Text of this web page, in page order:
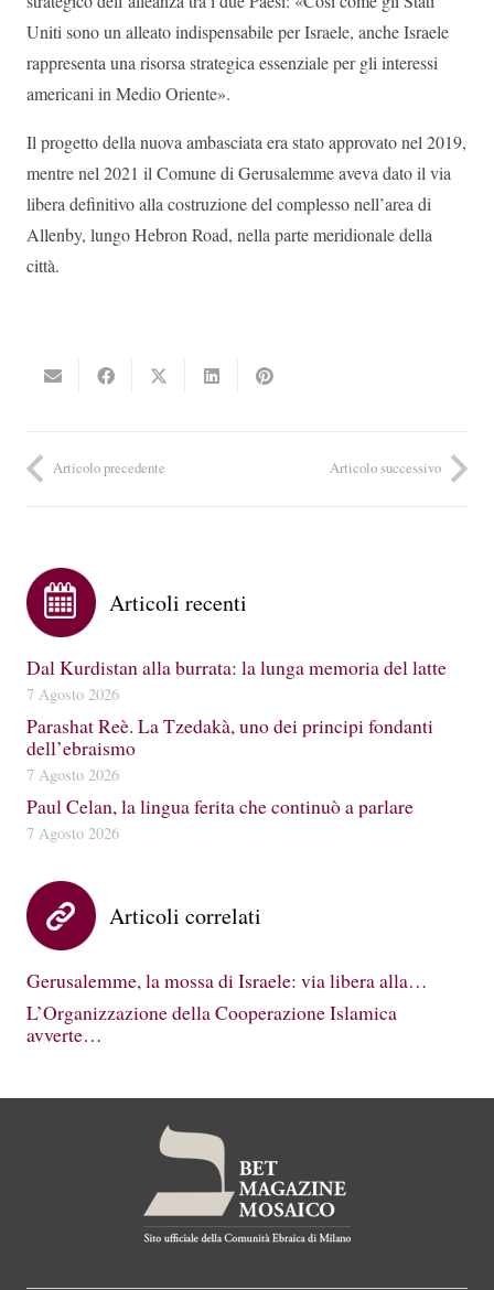
Uniti sono un alleato indispensabile per Israele, anche Israele
rappresenta una risorsa strategica essenziale per gli interessi
americani in Medio Oriente».
Il progetto della nuova ambasciata era stato approvato nel 2019,
mentre nel 2021 il Comune di Gerusalemme aveva dato il via
libera definitivo alla costruzione del complesso nell’area di
Allenby, lungo Hebron Road, nella parte meridionale della
città.
Articolo precedente Articolo successivo
Articoli recenti
Dal Kurdistan alla burrata: la lunga memoria del latte
7 Agosto 2026
Parashat Reè. La Tzedakà, uno dei principi fondanti
dell’ebraismo
7 Agosto 2026
Paul Celan, la lingua ferita che continuò a parlare
7 Agosto 2026
Articoli correlati
Gerusalemme, la mossa di Israele: via libera alla…
L’Organizzazione della Cooperazione Islamica
avverte…